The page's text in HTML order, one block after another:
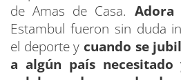
de Amas de Casa. Adora
Estambul fueron sin duda
el deporte y cuando se
a algún país